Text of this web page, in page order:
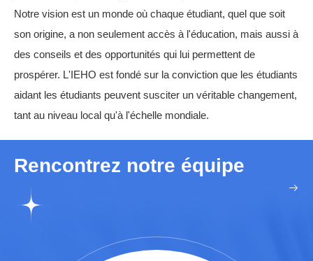
Notre vision est un monde où chaque étudiant, quel que soit
son origine, a non seulement accès à l'éducation, mais aussi à
des conseils et des opportunités qui lui permettent de
prospérer. L'IEHO est fondé sur la conviction que les étudiants
aidant les étudiants peuvent susciter un véritable changement,
tant au niveau local qu'à l'échelle mondiale.
Rencontrez notre équipe